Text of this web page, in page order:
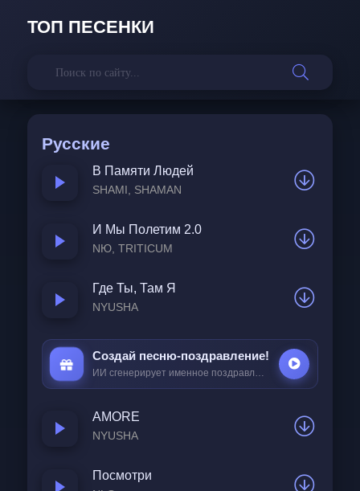
ТОП ПЕСЕНКИ
Русские
В Памяти Людей
SHAMI, SHAMAN
И Мы Полетим 2.0
NЮ, TRITICUM
Где Ты, Там Я
NYUSHA
Создай песню-поздравление!
ИИ сгенерирует именное поздравление всего за
AMORE
NYUSHA
Посмотри